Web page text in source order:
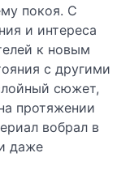
покоя. С
и интереса
к новым
с другими
сюжет,
протяжении
вобрал в
даже